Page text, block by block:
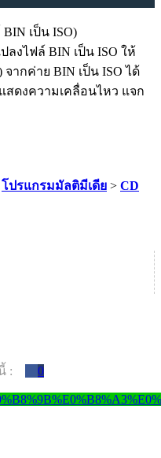
ลงไฟล์ BIN เป็น ISO ให้
ากค่าย BIN เป็น ISO ได้
สดงความเคลื่อนไหว แจก
โปรแกรมมัลติมีเดีย > CD
: 0